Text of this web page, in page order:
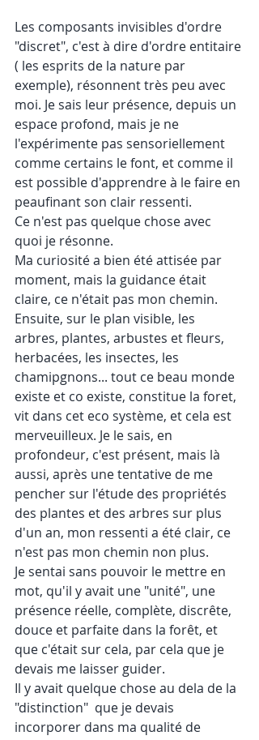
Les composants invisibles d'ordre
"discret", c'est à dire d'ordre entitaire
( les esprits de la nature par
exemple), résonnent très peu avec
moi. Je sais leur présence, depuis un
espace profond, mais je ne
l'expérimente pas sensoriellement
comme certains le font, et comme il
est possible d'apprendre à le faire en
peaufinant son clair ressenti.
Ce n'est pas quelque chose avec
quoi je résonne.
Ma curiosité a bien été attisée par
moment, mais la guidance était
claire, ce n'était pas mon chemin.
Ensuite, sur le plan visible, les
arbres, plantes, arbustes et fleurs,
herbacées, les insectes, les
chamipgnons... tout ce beau monde
existe et co existe, constitue la foret,
vit dans cet eco système, et cela est
merveuilleux. Je le sais, en
profondeur, c'est présent, mais là
aussi, après une tentative de me
pencher sur l'étude des propriétés
des plantes et des arbres sur plus
d'un an, mon ressenti a été clair, ce
n'est pas mon chemin non plus.
Je sentai sans pouvoir le mettre en
mot, qu'il y avait une "unité", une
présence réelle, complète, discrête,
douce et parfaite dans la forêt, et
que c'était sur cela, par cela que je
devais me laisser guider.
Il y avait quelque chose au dela de la
"distinction"  que je devais
incorporer dans ma qualité de